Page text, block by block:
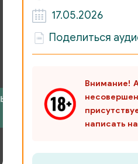
(Роберт Шекли) читает
17.05.2026
Поделиться
Внимание!
написать